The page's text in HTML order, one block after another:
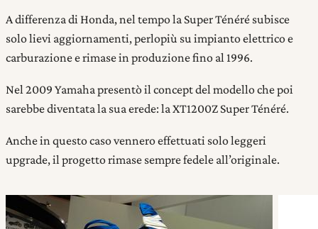
A differenza di Honda, nel tempo la Super Ténéré subisce
solo lievi aggiornamenti, perlopiù su impianto elettrico e
carburazione e rimase in produzione fino al 1996.
Nel 2009 Yamaha presentò il concept del modello che poi
sarebbe diventata la sua erede: la XT1200Z Super Ténéré.
Anche in questo caso vennero effettuati solo leggeri
upgrade, il progetto rimase sempre fedele all’originale.